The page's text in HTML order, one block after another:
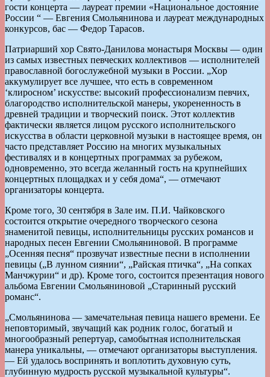
гости концерта — лауреат премии «Национальное достояние
России “ — Евгения Смольянинова и лауреат международных
конкурсов, бас — Федор Тарасов.
Патриарший хор Свято-Данилова монастыря Москвы — один
из самых известных певческих коллективов — исполнителей
православной богослужебной музыки в России. „Хор
аккумулирует все лучшее, что есть в современном
‘клиросном’ искусстве: высокий профессионализм певчих,
благородство исполнительской манеры, укорененность в
древней традиции и творческий поиск. Этот коллектив
фактически является лицом русского исполнительского
искусства в области церковной музыки в настоящее время, он
часто представляет Россию на многих музыкальных
фестивалях и в концертных программах за рубежом,
одновременно, это всегда желанный гость на крупнейших
концертных площадках и у себя дома“, — отмечают
организаторы концерта.
Кроме того, 30 сентября в Зале им. П.И. Чайковского
состоится открытие очередного творческого сезона
знаменитой певицы, исполнительницы русских романсов и
народных песен Евгении Смольяниновой. В программе
„Осенняя песня“ прозвучат известные песни в исполнении
певицы („В лунном сиянии“, „Райская птичка“, „На сопках
Манчжурии“ и др). Кроме того, состоится презентация нового
альбома Евгении Смольяниновой „Старинный русский
романс“.
„Смольянинова — замечательная певица нашего времени. Ее
неповторимый, звучащий как родник голос, богатый и
многообразный репертуар, самобытная исполнительская
манера уникальны, — отмечают организаторы выступления.
— Ей удалось воспринять и воплотить духовную суть,
глубинную мудрость русской музыкальной культуры“.